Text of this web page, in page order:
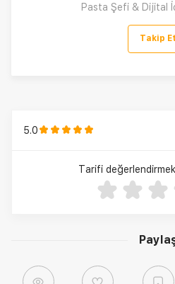
Pasta Şefi & Dijital
Takip Et
5.0
Tarifi